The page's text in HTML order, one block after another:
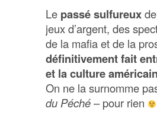
Le passé sulfureux
jeux d’argent, des
de la mafia et de la
définitivement fait
et la culture
On ne la surnomme
du Péché– pour rien